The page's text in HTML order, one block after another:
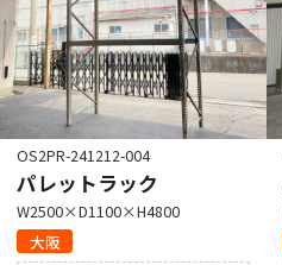
OS2PR-241212-004
パレットラック
W2500×D1100×H4800
大阪